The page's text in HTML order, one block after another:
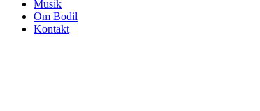
Musik
Om Bodil
Kontakt